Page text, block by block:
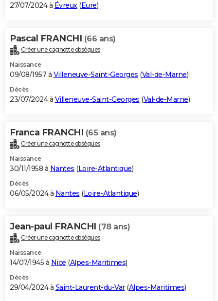
27/07/2024 à Évreux(Eure)
Pascal FRANCHI (66 ans)
Créer une cagnotte obsèques
Naissance
09/08/1957 à Villeneuve-Saint-Georges (Val-de-Marne)
Décès
23/07/2024 à Villeneuve-Saint-Georges (Val-de-Marne)
Franca FRANCHI (65 ans)
Créer une cagnotte obsèques
Naissance
30/11/1958 à Nantes (Loire-Atlantique)
Décès
06/05/2024 à Nantes (Loire-Atlantique)
Jean-paul FRANCHI (78 ans)
Créer une cagnotte obsèques
Naissance
14/07/1945 à Nice (Alpes-Maritimes)
Décès
29/04/2024 à Saint-Laurent-du-Var(Alpes-Maritimes)